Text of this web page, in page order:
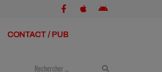
CONTACT / PUB